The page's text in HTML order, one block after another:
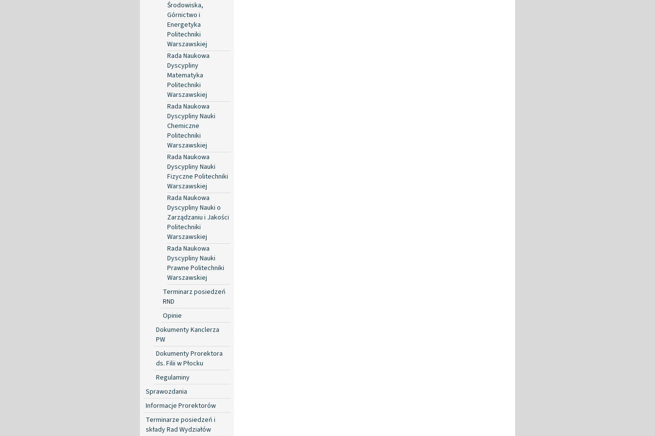
Środowiska,
Górnictwo i
Energetyka
Politechniki
Warszawskiej
Rada Naukowa
Dyscypliny
Matematyka
Politechniki
Warszawskiej
Rada Naukowa
Dyscypliny Nauki
Chemiczne
Politechniki
Warszawskiej
Rada Naukowa
Dyscypliny Nauki
Fizyczne Politechniki
Warszawskiej
Rada Naukowa
Dyscypliny Nauki o
Zarządzaniu i Jakości
Politechniki
Warszawskiej
Rada Naukowa
Dyscypliny Nauki
Prawne Politechniki
Warszawskiej
Terminarz posiedzeń
RND
Opinie
Dokumenty Kanclerza
PW
Dokumenty Prorektora
ds. Filii w Płocku
Regulaminy
Sprawozdania
Informacje Prorektorów
Terminarze posiedzeń i
składy Rad Wydziałów